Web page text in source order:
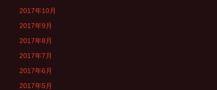
2017年10月
2017年9月
2017年8月
2017年7月
2017年6月
2017年5月